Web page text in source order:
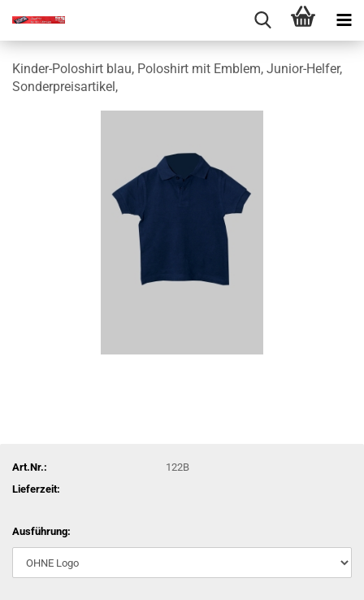
Kinder-Poloshirt blau, Poloshirt mit Emblem, Junior-Helfer,
Sonderpreisartikel,
Art.Nr.:
122B
Lieferzeit:
Ausführung: